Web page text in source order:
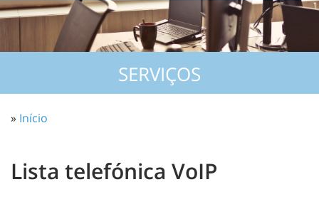
SERVIÇOS
» Início
Lista telefónica VoIP